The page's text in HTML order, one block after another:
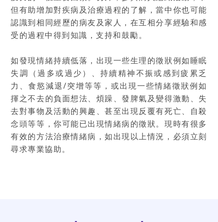
但有助增加對疾病及治療過程的了解，當中你也可能
認識到相同經歷的病友及家人，在互相分享經驗和感
受的過程中得到知識，支持和鼓勵。
如發現情緒持續低落，出現一些生理的徵狀例如睡眠
失調（過多或過少）、持續精神不振或感到疲累乏
力、食慾減退/突增等等，或出現一些情緒徵狀例如
揮之不去的負面想法、煩躁、發脾氣及變得激動、失
去對事物及活動的興趣、甚至出現反覆有死亡、自殺
念頭等等，你可能已出現情緒病的徵狀。現時有很多
有效的方法治療情緒病，如出現以上情況，必須立刻
尋求專業協助。